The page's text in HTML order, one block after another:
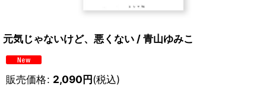
元気じゃないけど、悪くない / 青山ゆみこ
販売価格: 2,090円(税込)